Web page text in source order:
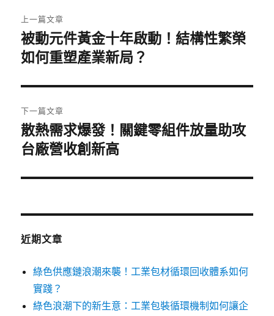
章
導
覽
上一篇文章
上
一
文
章:
被動元件黃金十年啟動！結構性繁榮
如何重塑產業新局？
下一篇文章
下
一
文
散熱需求爆發！關鍵零組件放量助攻
台廠營收創新高
近期文章
綠色供應鏈浪潮來襲！工業包材循環回收體系如何
實踐？
綠色浪潮下的新生意：工業包裝循環機制如何讓企